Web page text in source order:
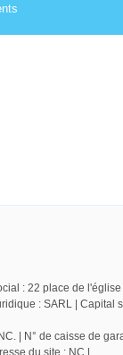
: 22 place de
: SARL | Capital
| N° de caisse de
du site : NC |